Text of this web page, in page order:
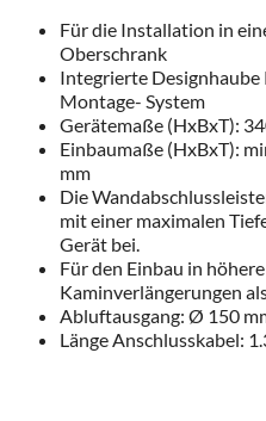
Für die Installation in
Oberschrank
Integrierte
Montage- System
Gerätemaße (HxBxT):
Einbaumaße (HxBxT):
mm
Die
mit einer maximalen
Gerät bei.
Für den Einbau in
Kaminverlängerungen
Abluftausgang: Ø 150
Länge Anschlusskabel: